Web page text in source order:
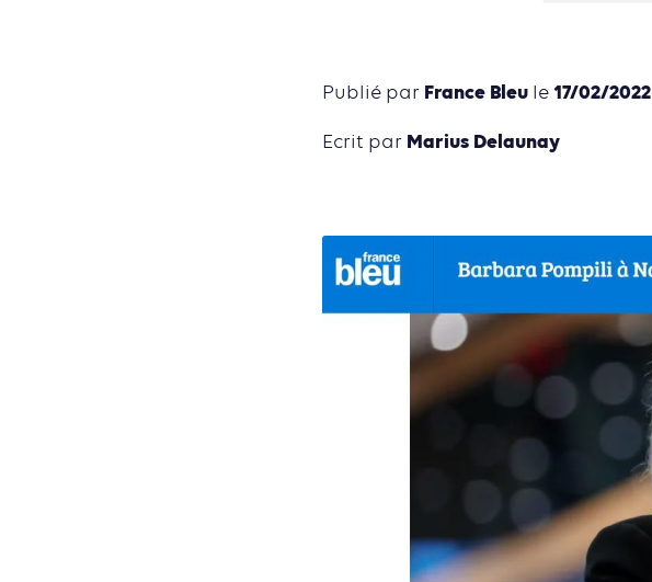
Publié par France Bleu le 17/02/2022
Ecrit par Marius Delaunay